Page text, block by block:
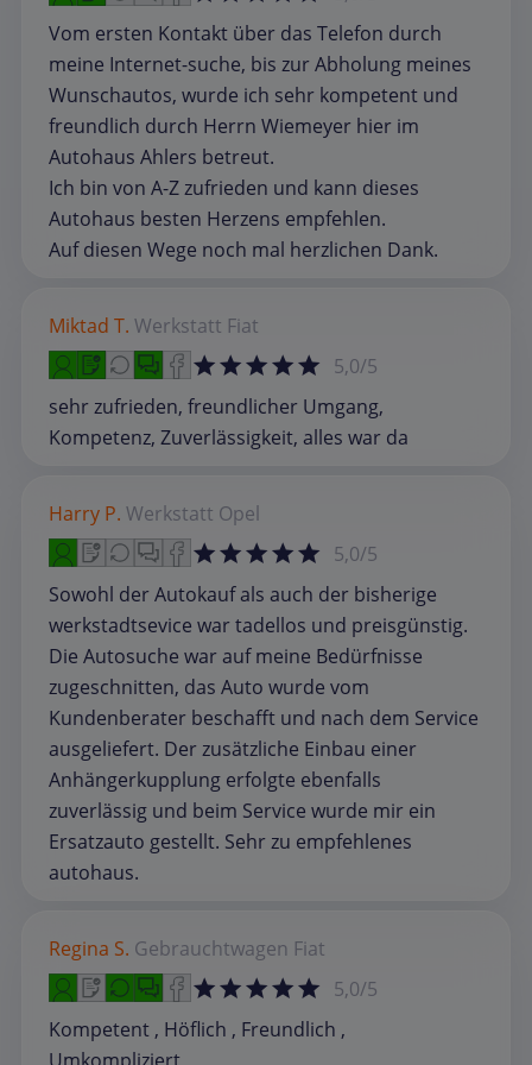
Vom ersten Kontakt über das Telefon durch
meine Internet-suche, bis zur Abholung meines
Wunschautos, wurde ich sehr kompetent und
freundlich durch Herrn Wiemeyer hier im
Autohaus Ahlers betreut.
Ich bin von A-Z zufrieden und kann dieses
Autohaus besten Herzens empfehlen.
Auf diesen Wege noch mal herzlichen Dank.
Miktad T. Werkstatt Fiat
5,0/5
sehr zufrieden, freundlicher Umgang,
Kompetenz, Zuverlässigkeit, alles war da
Harry P. Werkstatt Opel
5,0/5
Sowohl der Autokauf als auch der bisherige
werkstadtsevice war tadellos und preisgünstig.
Die Autosuche war auf meine Bedürfnisse
zugeschnitten, das Auto wurde vom
Kundenberater beschafft und nach dem Service
ausgeliefert. Der zusätzliche Einbau einer
Anhängerkupplung erfolgte ebenfalls
zuverlässig und beim Service wurde mir ein
Ersatzauto gestellt. Sehr zu empfehlenes
autohaus.
Regina S. Gebrauchtwagen Fiat
5,0/5
Kompetent , Höflich , Freundlich ,